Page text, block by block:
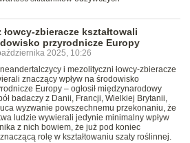
łowcy-zbieracze kształtowali
przyrodnicze Europy
2025, 10:26
i mezolityczni łowcy-zbieracze
znaczący wpływ na środowisko
Europy – ogłosił międzynarodowy
badaczy z Danii, Francji, Wielkiej Brytanii,
wyzwanie powszechnemu przekonaniu, że
ludzie wywierali jedynie minimalny wpływ
z nich bowiem, że już pod koniec
rolę w kształtowaniu szaty roślinnej.